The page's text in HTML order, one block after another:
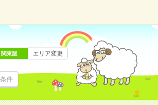
件
関東版 エリア変更